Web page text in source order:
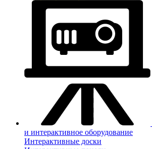
и интерактивное оборудование
Интерактивные доски